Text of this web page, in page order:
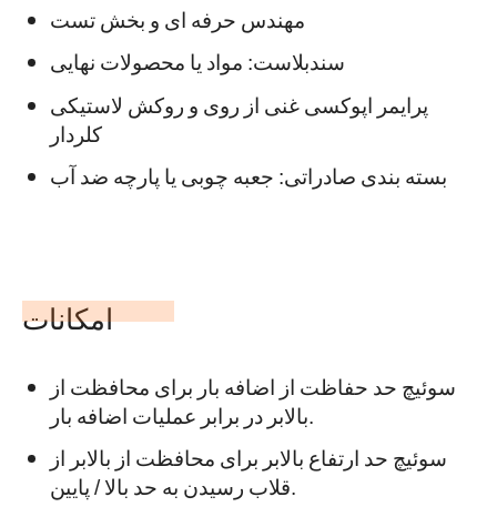
مهندس حرفه ای و بخش تست
سندبلاست: مواد یا محصولات نهایی
پرایمر اپوکسی غنی از روی و روکش لاستیکی
کلردار
بسته بندی صادراتی: جعبه چوبی یا پارچه ضد آب
امکانات
سوئیچ حد حفاظت از اضافه بار برای محافظت از
بالابر در برابر عملیات اضافه بار.
سوئیچ حد ارتفاع بالابر برای محافظت از بالابر از
قلاب رسیدن به حد بالا / پایین.